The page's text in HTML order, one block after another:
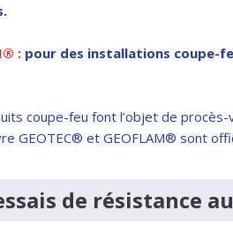
: pour des installations coupe-
coupe-feu font l’objet de
GEOTEC® et GEOFLAM® sont
de résistance